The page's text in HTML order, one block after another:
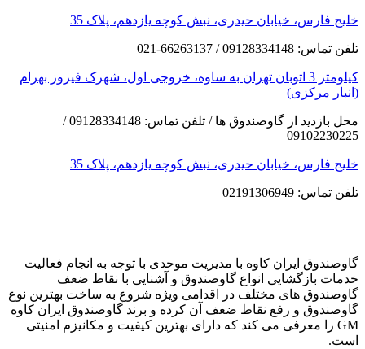
خلیج فارس، خیابان حیدری، نبش کوچه یازدهم، پلاک 35
تلفن تماس: 09128334148 / 66263137-021
کیلومتر 3 اتوبان تهران به ساوه، خروجی اول، شهرک فیروز بهرام
(انبار مرکزی)
محل بازدید از گاوصندوق ها / تلفن تماس: 09128334148 /
09102230225
خلیج فارس، خیابان حیدری، نبش کوچه یازدهم، پلاک 35
تلفن تماس: 02191306949
گاوصندوق ایران کاوه با مدیریت موحدی با توجه به انجام فعالیت
خدمات بازگشایی انواع گاوصندوق و آشنایی با نقاط ضعف
گاوصندوق های مختلف در اقدامی ویژه شروع به ساخت بهترین نوع
گاوصندوق و رفع نقاط ضعف آن کرده و برند گاوصندوق ایران کاوه
GM را معرفی می کند که دارای بهترین کیفیت و مکانیزم امنیتی
است.